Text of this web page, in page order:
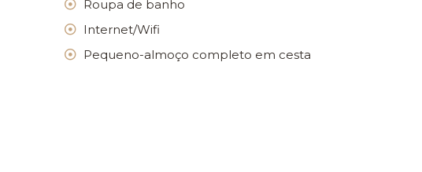
Roupa de banho
Internet/Wifi
Pequeno-almoço completo em cesta